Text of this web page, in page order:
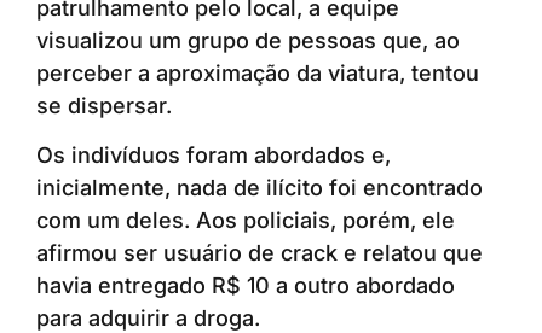
patrulhamento pelo local, a equipe
visualizou um grupo de pessoas que, ao
perceber a aproximação da viatura, tentou
se dispersar.
Os indivíduos foram abordados e,
inicialmente, nada de ilícito foi encontrado
com um deles. Aos policiais, porém, ele
afirmou ser usuário de crack e relatou que
havia entregado R$ 10 a outro abordado
para adquirir a droga.